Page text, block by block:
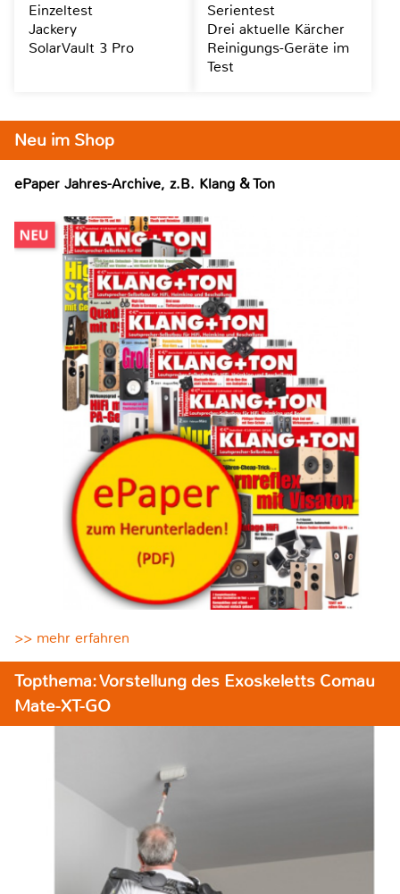
Neu im Shop
ePaper Jahres-Archive, z.B. Klang & Ton
>> mehr erfahren
Topthema: Vorstellung des Exoskeletts Comau
Mate-XT-GO
Einzeltest
Jackery
SolarVault 3 Pro
Serientest
Drei aktuelle Kärcher
Reinigungs-Geräte im
Test